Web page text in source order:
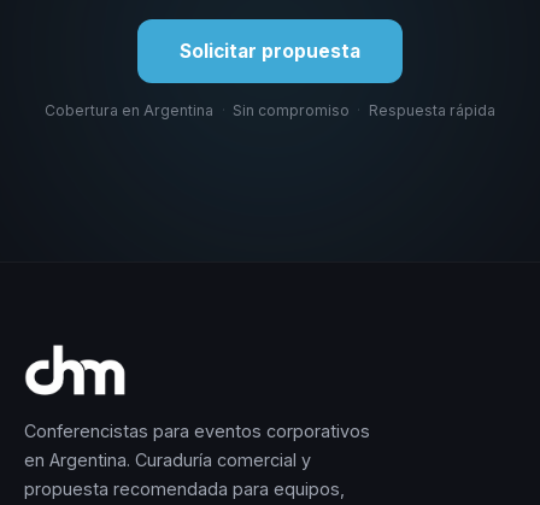
Solicitar propuesta
Cobertura en Argentina · Sin compromiso · Respuesta rápida
Conferencistas para eventos corporativos
en Argentina. Curaduría comercial y
propuesta recomendada para equipos,